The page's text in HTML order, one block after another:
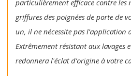
particulièrement efficace contre les
griffures des poignées de porte de
un, il ne nécessite pas l'application
Extrêmement résistant aux lavages
redonnera l'éclat d'origine à votre